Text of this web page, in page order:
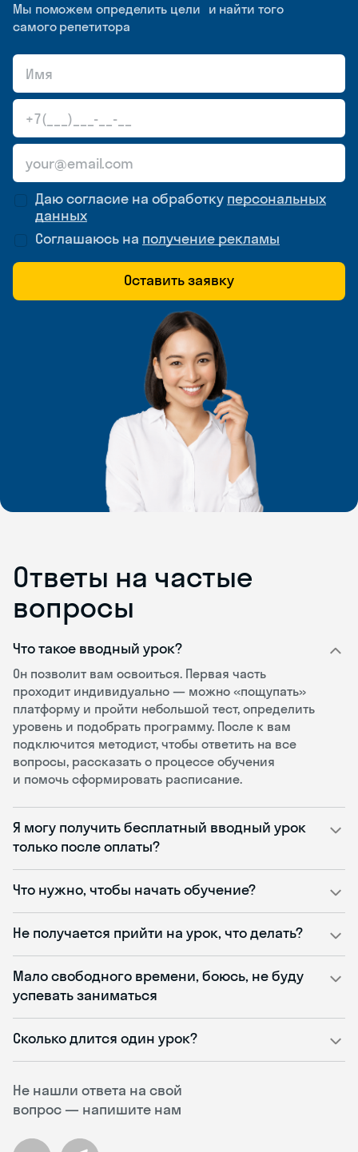
Мы поможем определить цели и найти того
самого репетитора
Даю согласие на обработку персональных
данных
Соглашаюсь на получение рекламы
Оставить заявку
Ответы на частые
вопросы
Не нашли ответа на свой
вопрос — напишите нам
Что такое вводный урок?
Он позволит вам освоиться. Первая часть
проходит индивидуально — можно «пощупать»
платформу и пройти небольшой тест, определить
уровень и подобрать программу. После к вам
подключится методист, чтобы ответить на все
вопросы, рассказать о процессе обучения
и помочь сформировать расписание.
Я могу получить бесплатный вводный урок
только после оплаты?
Что нужно, чтобы начать обучение?
Не получается прийти на урок, что делать?
Мало свободного времени, боюсь, не буду
успевать заниматься
Сколько длится один урок?